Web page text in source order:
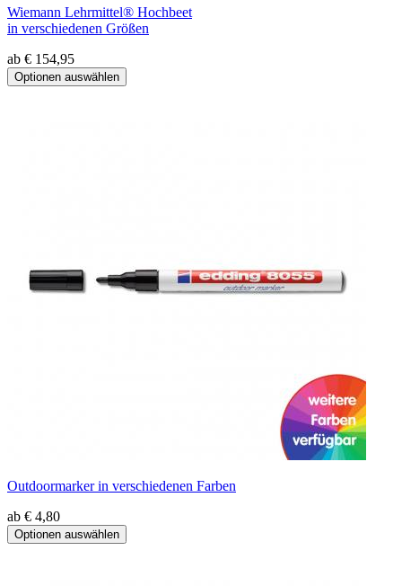
Wiemann Lehrmittel® Hochbeet
in verschiedenen Größen
ab € 154,95
Outdoormarker in verschiedenen Farben
ab € 4,80